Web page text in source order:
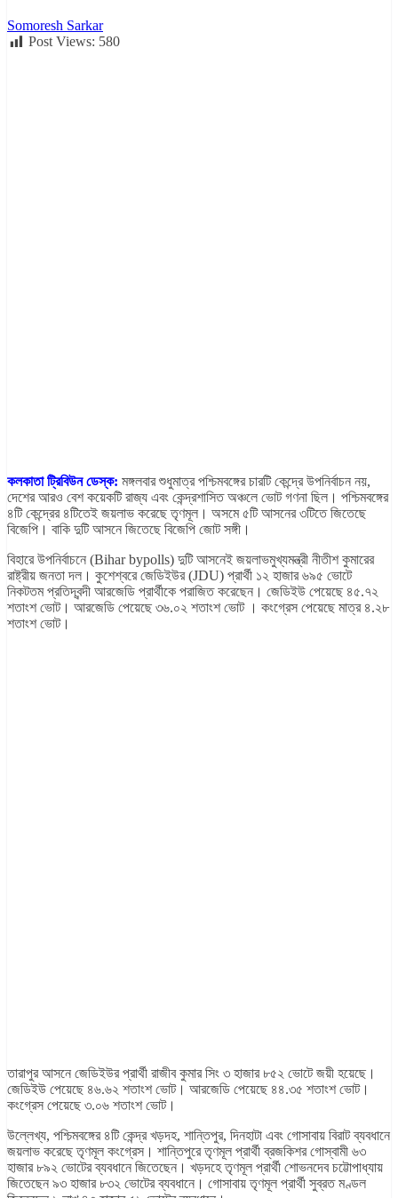
Somoresh Sarkar
Post Views: 580
কলকাতা ট্রিবিউন ডেস্ক: মঙ্গলবার শুধুমাত্র পশ্চিমবঙ্গের চারটি কেন্দ্রে উপনির্বাচন নয়,
দেশের আরও বেশ কয়েকটি রাজ্য এবং কেন্দ্রশাসিত অঞ্চলে ভোট গণনা ছিল। পশ্চিমবঙ্গের
৪টি কেন্দ্রের ৪টিতেই জয়লাভ করেছে তৃণমূল। অসমে ৫টি আসনের ৩টিতে জিতেছে
বিজেপি। বাকি দুটি আসনে জিতেছে বিজেপি জোট সঙ্গী।
বিহারে উপনির্বাচনে (Bihar bypolls) দুটি আসনেই জয়লাভমুখ্যমন্ত্রী নীতীশ কুমারের
রাষ্ট্রীয় জনতা দল। কুশেশ্বরে জেডিইউর (JDU) প্রার্থী ১২ হাজার ৬৯৫ ভোটে
নিকটতম প্রতিদ্বন্দী আরজেডি প্রার্থীকে পরাজিত করেছেন। জেডিইউ পেয়েছে ৪৫.৭২
শতাংশ ভোট। আরজেডি পেয়েছে ৩৬.০২ শতাংশ ভোট । কংগ্রেস পেয়েছে মাত্র ৪.২৮
শতাংশ ভোট।
তারাপুর আসনে জেডিইউর প্রার্থী রাজীব কুমার সিং ৩ হাজার ৮৫২ ভোটে জয়ী হয়েছে।
জেডিইউ পেয়েছে ৪৬.৬২ শতাংশ ভোট। আরজেডি পেয়েছে ৪৪.৩৫ শতাংশ ভোট।
কংগ্রেস পেয়েছে ৩.০৬ শতাংশ ভোট।
উল্লেখ্য, পশ্চিমবঙ্গের ৪টি কেন্দ্র খড়দহ, শান্তিপুর, দিনহাটা এবং গোসাবায় বিরাট ব্যবধানে
জয়লাভ করেছে তৃণমূল কংগ্রেস। শান্তিপুরে তৃণমূল প্রার্থী ব্রজকিশর গোস্বামী ৬৩
হাজার ৮৯২ ভোটের ব্যবধানে জিতেছেন। খড়দহে তৃণমূল প্রার্থী শোভনদেব চট্টোপাধ্যায়
জিতেছেন ৯৩ হাজার ৮৩২ ভোটের ব্যবধানে। গোসাবায় তৃণমূল প্রার্থী সুব্রত মণ্ডল